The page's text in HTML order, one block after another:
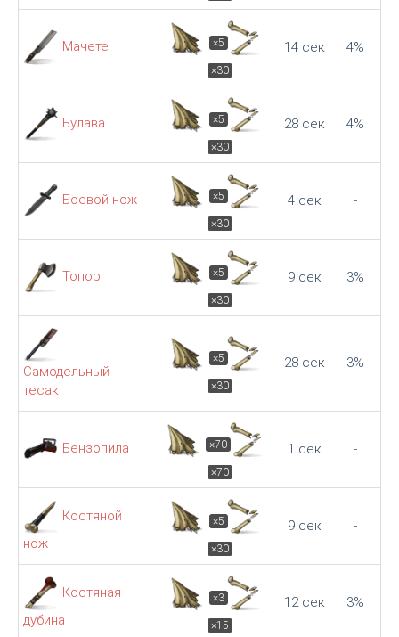
Мачете ×5
×30
14 сек 4%
Булава ×5
×30
28 сек 4%
Боевой нож ×5
×30
4 сек -
Топор ×5
×30
9 сек 3%
Самодельный
тесак
×5
×30
28 сек 3%
Бензопила ×70
×70
1 сек -
Костяной
нож
×5
×30
9 сек -
Костяная
дубина
×3
×15
12 сек 3%